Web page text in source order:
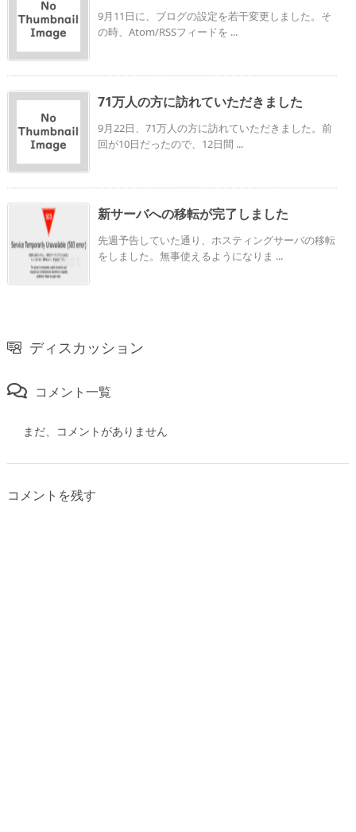
9月11日に、ブログの設定を若干変更しました。そ
の時、Atom/RSSフィードを ...
71万人の方に訪れていただきました
9月22日、71万人の方に訪れていただきました。前
回が10日だったので、12日間 ...
新サーバへの移転が完了しました
先週予告していた通り、ホスティングサーバの移転
をしました。無事使えるようになりま ...
ディスカッション
コメント一覧
まだ、コメントがありません
コメントを残す